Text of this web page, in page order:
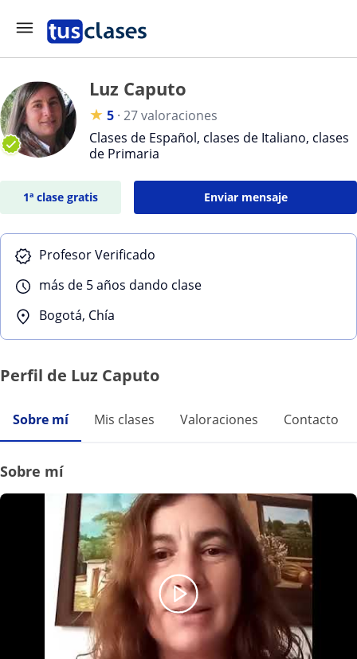
Luz Caputo
★ 5 · 27 valoraciones
Clases de Español, clases de Italiano, clases
de Primaria
1ª clase gratis Enviar mensaje
Profesor Verificado
más de 5 años dando clase
Bogotá, Chía
Perfil de Luz Caputo
Sobre mí Mis clases Valoraciones Contacto
Sobre mí